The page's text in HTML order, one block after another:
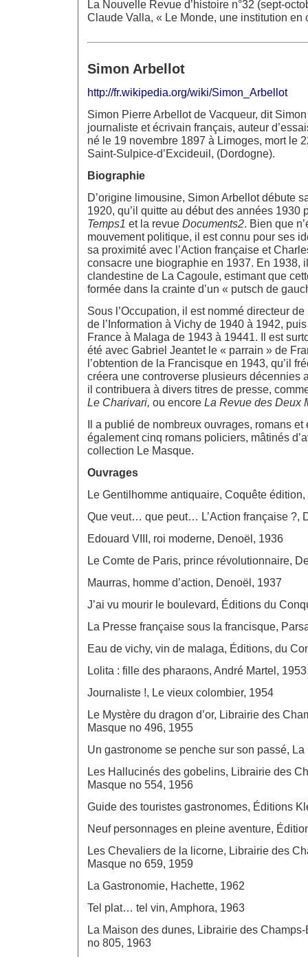
La Nouvelle Revue d’histoire n°32 (sept-
Claude Valla, « Le Monde, une institution en
Simon Arbellot
http://fr.wikipedia.org/wiki/Simon_Arbellot
Simon Pierre Arbellot de Vacqueur, dit
journaliste et écrivain français, auteur
né le 19 novembre 1897 à Limoges, mort le
Saint-Sulpice-d’Excideuil, (Dordogne).
Biographie
D’origine limousine, Simon Arbellot débute
1920, qu’il quitte au début des années 1930
Temps1 et la revue Documents2. Bien que
mouvement politique, il est connu pour ses
sa proximité avec l’Action française et
consacre une biographie en 1937. En 1938,
clandestine de La Cagoule, estimant que
formée dans la crainte d’un « putsch de
Sous l’Occupation, il est nommé directeur
de l’Information à Vichy de 1940 à 1942,
France à Malaga de 1943 à 19441. Il est
été avec Gabriel Jeantet le « parrain » de
l’obtention de la Francisque en 1943, qu’il
créera une controverse plusieurs décennies
il contribuera à divers titres de presse,
Le Charivari, ou encore La Revue des Deux
Il a publié de nombreux ouvrages, romans et
également cinq romans policiers, mâtinés
collection Le Masque.
Ouvrages
Le Gentilhomme antiquaire, Coquête édition,
Que veut… que peut… L’Action française ?,
Edouard VIII, roi moderne, Denoël, 1936
Le Comte de Paris, prince révolutionnaire,
Maurras, homme d’action, Denoël, 1937
J’ai vu mourir le boulevard, Éditions du
La Presse française sous la francisque,
Eau de vichy, vin de malaga, Éditions, du
Lolita : fille des pharaons, André Martel, 1953
Journaliste !, Le vieux colombier, 1954
Le Mystère du dragon d’or, Librairie des
Masque no 496, 1955
Un gastronome se penche sur son passé,
Les Hallucinés des gobelins, Librairie des
Masque no 554, 1956
Guide des touristes gastronomes, Éditions
Neuf personnages en pleine aventure,
Les Chevaliers de la licorne, Librairie des
Masque no 659, 1959
La Gastronomie, Hachette, 1962
Tel plat… tel vin, Amphora, 1963
La Maison des dunes, Librairie des
no 805, 1963